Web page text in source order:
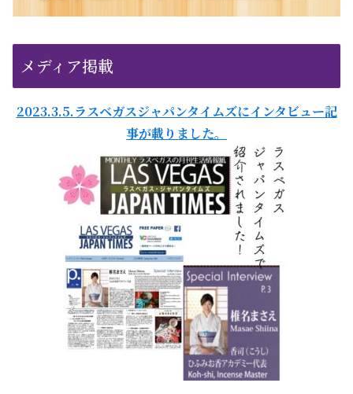
メディア掲載
2023.3.5.ラスベガスジャパンタイムズにインタビュー記
事が載りました。